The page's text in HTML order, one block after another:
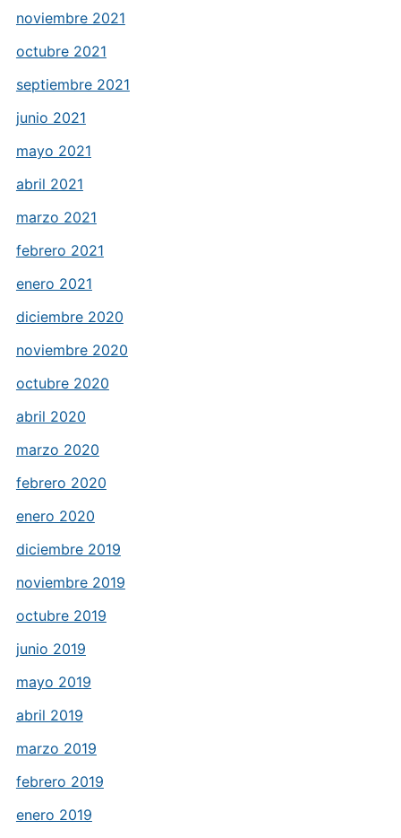
noviembre 2021
octubre 2021
septiembre 2021
junio 2021
mayo 2021
abril 2021
marzo 2021
febrero 2021
enero 2021
diciembre 2020
noviembre 2020
octubre 2020
abril 2020
marzo 2020
febrero 2020
enero 2020
diciembre 2019
noviembre 2019
octubre 2019
junio 2019
mayo 2019
abril 2019
marzo 2019
febrero 2019
enero 2019